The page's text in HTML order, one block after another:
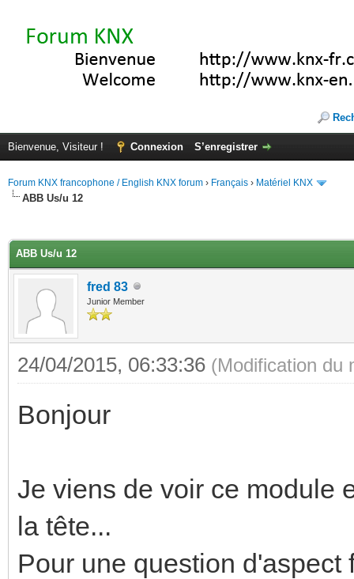
Bienvenue, Visiteur ! Connexion S’enregistrer
Forum KNX francophone / English KNX forum › Français › Matériel KNX
ABB Us/u 12
ABB Us/u 12
fred 83
Junior Member
24/04/2015, 06:33:36 (Modification du
Bonjour
Je viens de voir ce module
la tête...
Pour une question